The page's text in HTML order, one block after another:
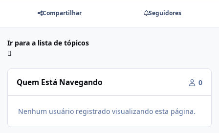
Compartilhar Seguidores
Ir para a lista de tópicos
Quem Está Navegando 0
Nenhum usuário registrado visualizando esta página.